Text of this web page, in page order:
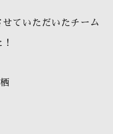
ていただいたチーム